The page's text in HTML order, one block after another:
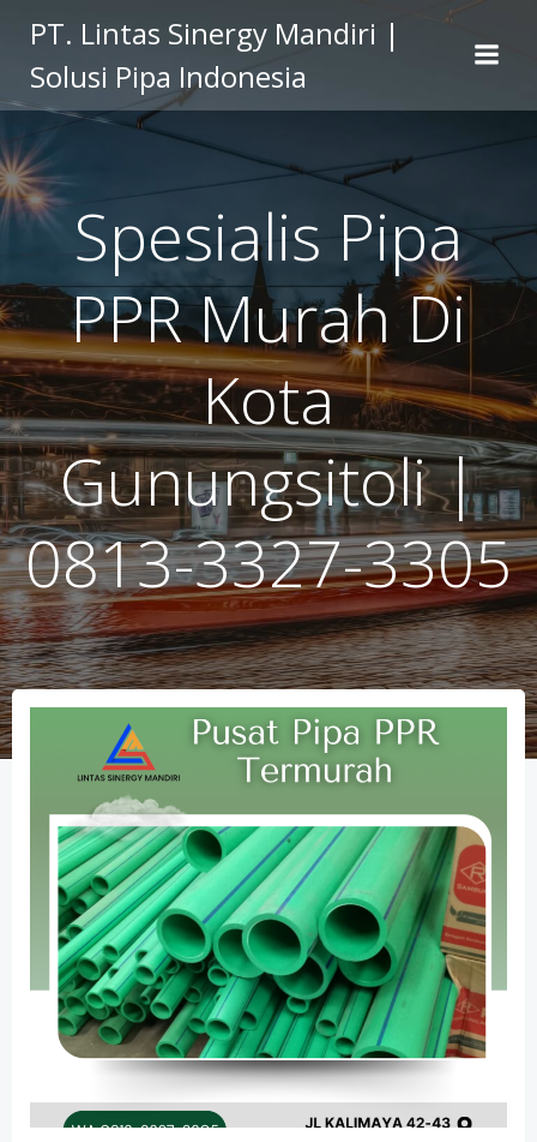
to
content
PT. Lintas Sinergy Mandiri |
Solusi Pipa Indonesia
Spesialis Pipa
PPR Murah Di
Kota
Gunungsitoli |
0813-3327-3305